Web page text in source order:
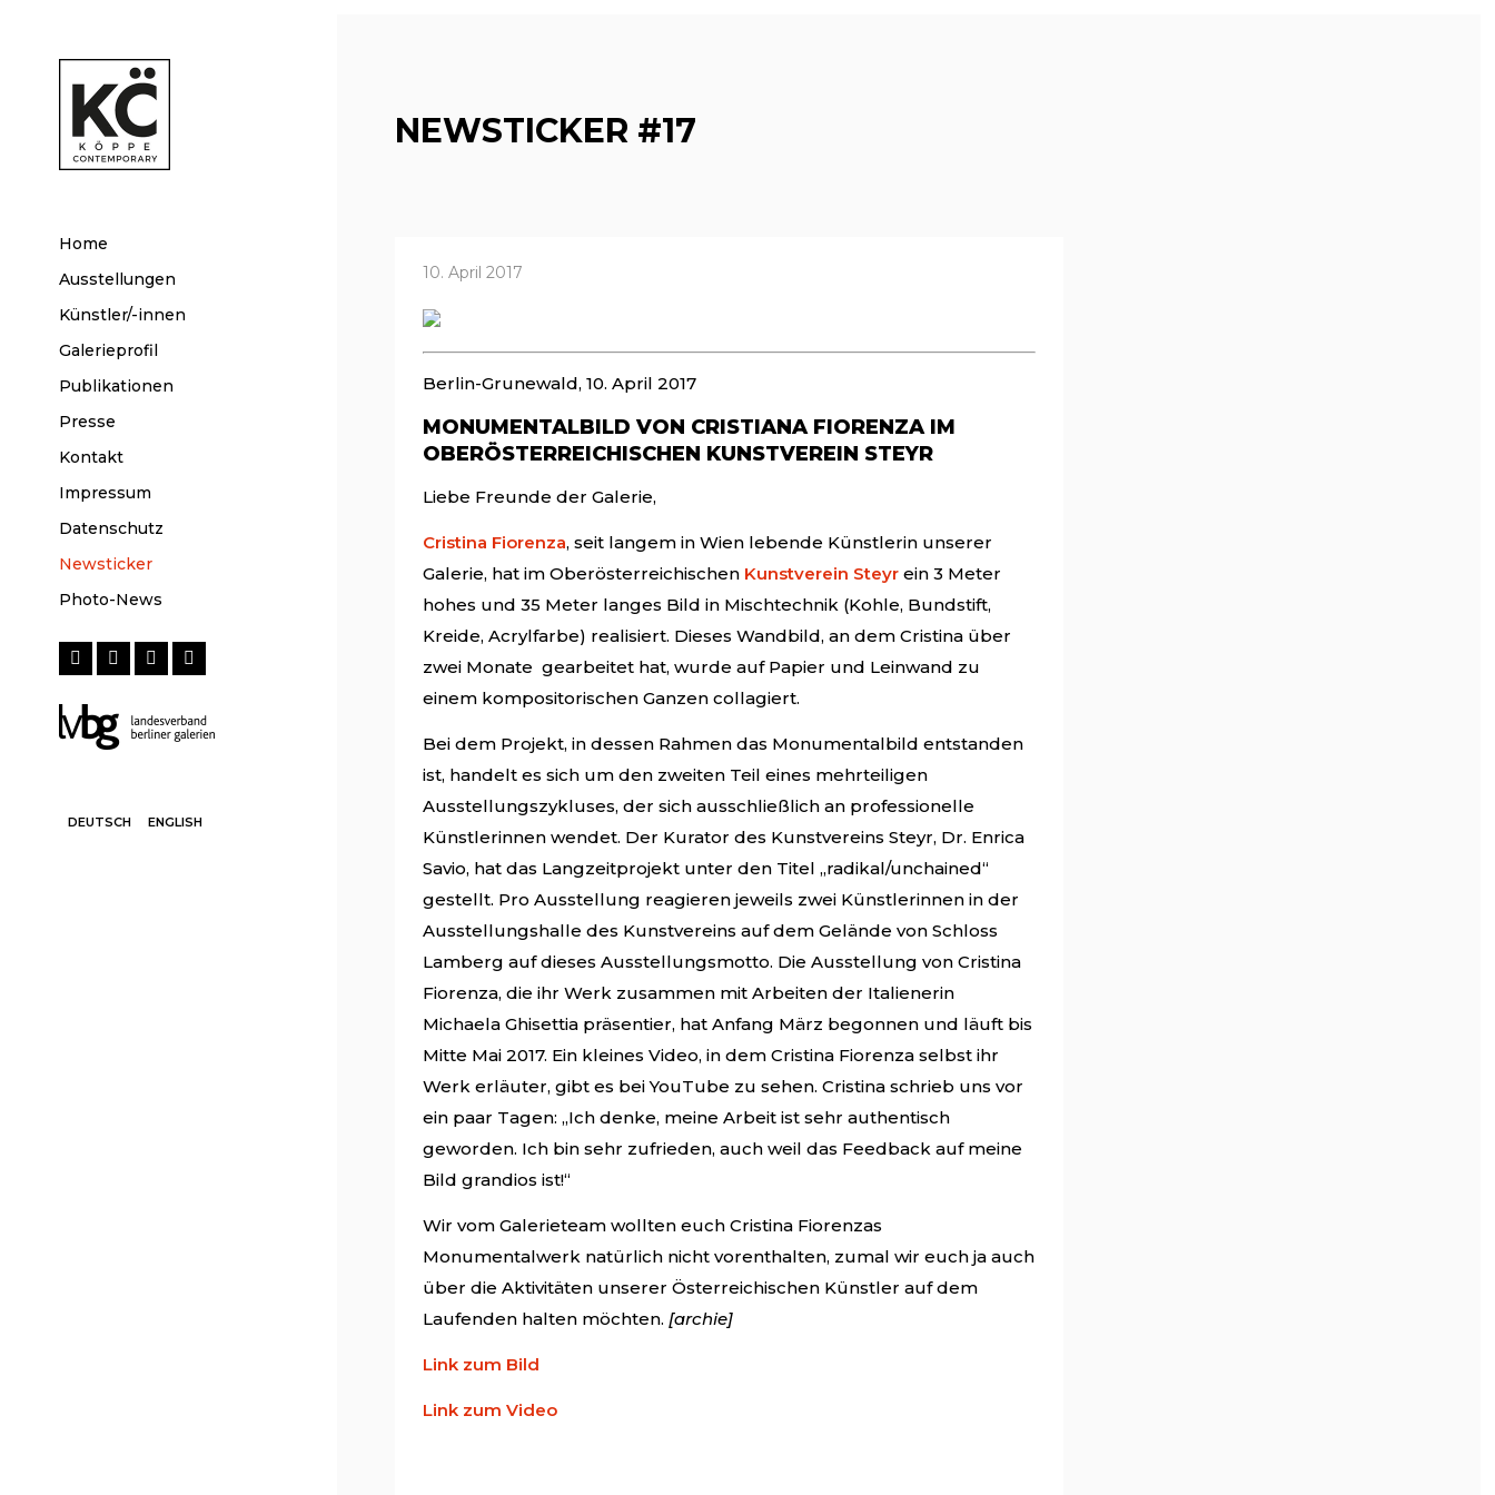
Home
Ausstellungen
Künstler/-innen
Galerieprofil
Publikationen
Presse
Kontakt
Impressum
Datenschutz
Newsticker
Photo-News
DEUTSCH ENGLISH
NEWSTICKER #17
10. April 2017
Berlin-Grunewald, 10. April 2017
MONUMENTALBILD VON CRISTIANA FIORENZA IM
OBERÖSTERREICHISCHEN KUNSTVEREIN STEYR
Liebe Freunde der Galerie,
Cristina Fiorenza, seit langem in Wien lebende Künstlerin unserer
Galerie, hat im Ober­österreichischen Kunstverein Steyrein 3 Meter
hohes und 35 Meter langes Bild in Mischtechnik (Kohle, Bundstift,
Kreide, Acrylfarbe) realisiert. Dieses Wand­bild, an dem Cristina über
zwei Monate gearbeitet hat, wurde auf Papier und Leinwand zu
einem kompositorischen Ganzen collagiert.
Bei dem Projekt, in dessen Rahmen das Monumentalbild entstanden
ist, handelt es sich um den zweiten Teil eines mehrteiligen
Ausstellungszykluses, der sich ausschließlich an professionelle
Künstlerinnen wendet. Der Kurator des Kunst­vereins Steyr, Dr. Enrica
Savio, hat das Langzeitprojekt unter den Titel „radikal/unchained“
gestellt. Pro Ausstellung reagieren jeweils zwei Künstle­rinnen in der
Ausstellungshalle des Kunstvereins auf dem Gelände von Schloss
Lamberg auf dieses Ausstellungsmotto. Die Ausstellung von Cristina
Fiorenza, die ihr Werk zusammen mit Arbeiten der Italienerin
Michaela Ghisettia präsentier, hat Anfang März begonnen und läuft bis
Mitte Mai 2017. Ein kleines Video, in dem Cristina Fiorenza selbst ihr
Werk erläuter, gibt es bei YouTube zu sehen. Cristina schrieb uns vor
ein paar Tagen: „Ich denke, meine Arbeit ist sehr authentisch
geworden. Ich bin sehr zufrieden, auch weil das Feedback auf meine
Bild grandios ist!“
Wir vom Galerieteam wollten euch Cristina Fiorenzas
Monumentalwerk natür­lich nicht vorenthalten, zumal wir euch ja auch
über die Aktivitäten unserer Öster­reichischen Künstler auf dem
Laufenden halten möchten. [archie]
Link zum Bild
Link zum Video